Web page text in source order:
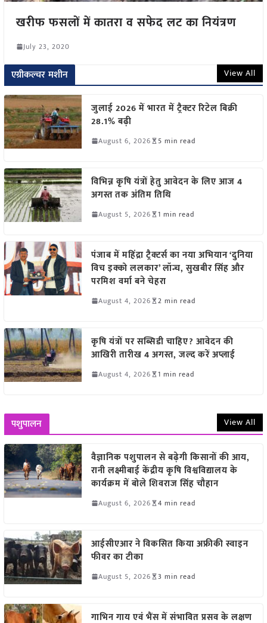
खरीफ फसलों में कातरा व सफेद लट का नियंत्रण
July 23, 2020
एग्रीकल्चर मशीन View All
जुलाई 2026 में भारत में ट्रैक्टर रिटेल बिक्री
28.1% बढ़ी
August 6, 2026 5 min read
विभिन्न कृषि यंत्रों हेतु आवेदन के लिए आज 4
अगस्त तक अंतिम तिथि
August 5, 2026 1 min read
पंजाब में महिंद्रा ट्रैक्टर्स का नया अभियान ‘दुनिया
विच इक्को ललकार’ लॉन्च, सुखबीर सिंह और
परमिश वर्मा बने चेहरा
August 4, 2026 2 min read
कृषि यंत्रों पर सब्सिडी चाहिए? आवेदन की
आखिरी तारीख 4 अगस्त, जल्द करें अप्लाई
August 4, 2026 1 min read
पशुपालन View All
वैज्ञानिक पशुपालन से बढ़ेगी किसानों की आय,
रानी लक्ष्मीबाई केंद्रीय कृषि विश्वविद्यालय के
कार्यक्रम में बोले शिवराज सिंह चौहान
August 6, 2026 4 min read
आईसीएआर ने विकसित किया अफ्रीकी स्वाइन
फीवर का टीका
August 5, 2026 3 min read
गाभिन गाय एवं भैंस में संभावित प्रसव के लक्षण